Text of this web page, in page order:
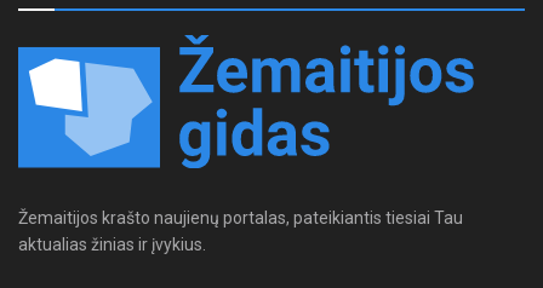
Žemaitijos krašto naujienų portalas, pateikiantis tiesiai Tau
aktualias žinias ir įvykius.